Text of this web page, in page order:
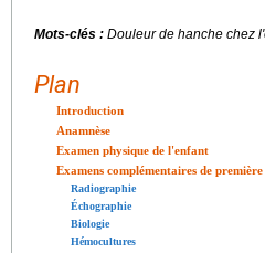
Mots-clés : Douleur de hanche chez
Plan
Introduction
Anamnèse
Examen physique de l'enfant
Examens complémentaires de
Radiographie
Échographie
Biologie
Hémocultures